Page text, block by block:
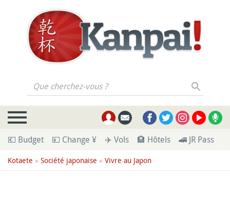
Que cherchez-vous ?
💶 Budget 💴 Change ¥ ✈️ Vols 🏨 Hôtels 🚄 JR Pass
Kotaete » Société japonaise » Vivre au Japon